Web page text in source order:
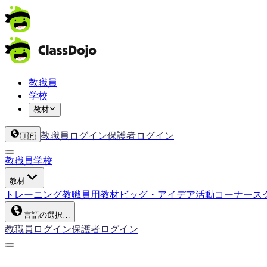
教職員
学校
教材
🇯🇵 教職員ログイン保護者ログイン
教職員学校
教材
トレーニング教職員用教材ビッグ・アイデア活動コーナース
言語の選択…
教職員ログイン保護者ログイン